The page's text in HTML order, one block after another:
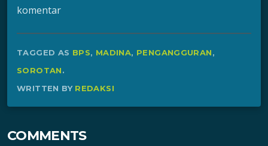
komentar
TAGGED AS BPS, MADINA, PENGANGGURAN,
SOROTAN.
WRITTEN BY REDAKSI
COMMENTS